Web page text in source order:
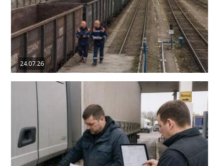
24.07.26